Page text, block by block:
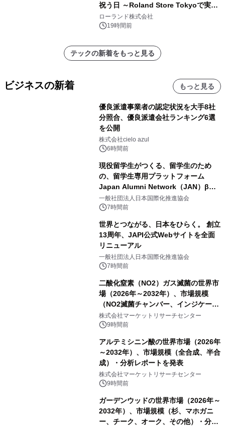
祝う日 ～Roland Store Tokyoで実機
を展示しての 記念キャンペーンを開
催 英国ラジオ「NTS」の 特別プログ
アーティストを フィーチャーしたアニ
メーションを公開～
ローランド株式会社
19時間前
テックの新着をもっと見る
ビジネスの新着 もっと見る
優良派遣事業者の認定状況を大手8社
分照合、優良派遣会社ランキング6選
を公開
株式会社cielo azul
6時間前
現役留学生がつくる、留学生のため
の、留学生専用プラットフォーム
Japan Alumni Network（JAN）β版
をリリース
一般社団法人日本国際化推進協会
7時間前
世界とつながる、日本をひらく。 創立
13周年、JAPI公式Webサイトを全面
リニューアル
一般社団法人日本国際化推進協会
7時間前
二酸化窒素（NO2）ガス滅菌の世界市
場（2026年～2032年）、市場規模
（NO2滅菌チャンバー、インジケータ
ーおよびモニタリングシステム、その
他）・分析レポートを発表
株式会社マーケットリサーチセンター
9時間前
アルテミシニン酸の世界市場（2026年
～2032年）、市場規模（全合成、半合
成）・分析レポートを発表
株式会社マーケットリサーチセンター
9時間前
ガーデンウッドの世界市場（2026年～
2032年）、市場規模（杉、マホガニ
ー、チーク、オーク、その他）・分析